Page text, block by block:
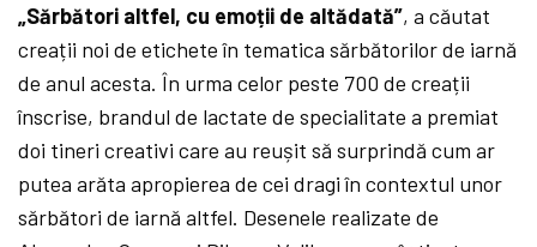
„Sărbători altfel, cu emoții de altădată”, a căutat
creații noi de etichete în tematica sărbătorilor de iarnă
de anul acesta. În urma celor peste 700 de creații
înscrise, brandul de lactate de specialitate a premiat
doi tineri creativi care au reușit să surprindă cum ar
putea arăta apropierea de cei dragi în contextul unor
sărbători de iarnă altfel. Desenele realizate de